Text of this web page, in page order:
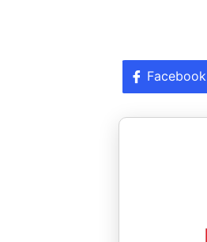
Facebook